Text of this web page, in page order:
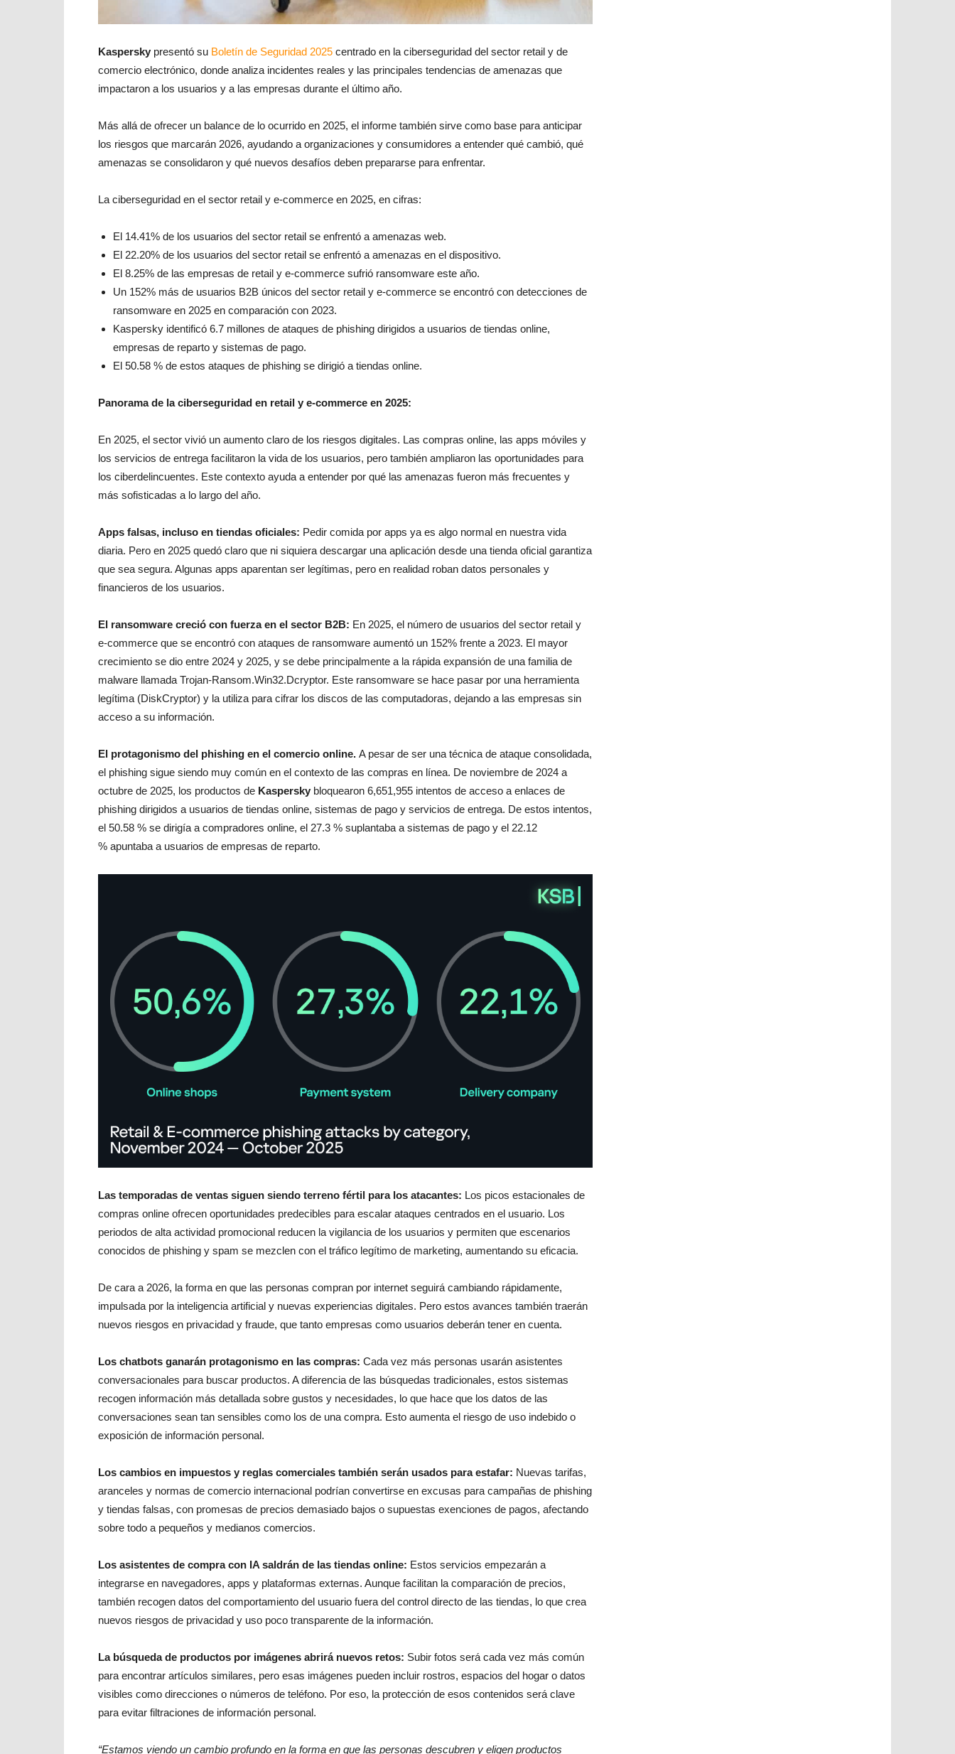
Kaspersky presentó su Boletín de Seguridad 2025 centrado en la ciberseguridad del sector retail y de
comercio electrónico, donde analiza incidentes reales y las principales tendencias de amenazas que
impactaron a los usuarios y a las empresas durante el último año.
Más allá de ofrecer un balance de lo ocurrido en 2025, el informe también sirve como base para anticipar
los riesgos que marcarán 2026, ayudando a organizaciones y consumidores a entender qué cambió, qué
amenazas se consolidaron y qué nuevos desafíos deben prepararse para enfrentar.
La ciberseguridad en el sector retail y e-commerce en 2025, en cifras:
El 14.41% de los usuarios del sector retail se enfrentó a amenazas web.
El 22.20% de los usuarios del sector retail se enfrentó a amenazas en el dispositivo.
El 8.25% de las empresas de retail y e-commerce sufrió ransomware este año.
Un 152% más de usuarios B2B únicos del sector retail y e-commerce se encontró con detecciones de
ransomware en 2025 en comparación con 2023.
Kaspersky identificó 6.7 millones de ataques de phishing dirigidos a usuarios de tiendas online,
empresas de reparto y sistemas de pago.
El 50.58 % de estos ataques de phishing se dirigió a tiendas online.
Panorama de la ciberseguridad en retail y e-commerce en 2025:
En 2025, el sector vivió un aumento claro de los riesgos digitales. Las compras online, las apps móviles y
los servicios de entrega facilitaron la vida de los usuarios, pero también ampliaron las oportunidades para
los ciberdelincuentes. Este contexto ayuda a entender por qué las amenazas fueron más frecuentes y
más sofisticadas a lo largo del año.
Apps falsas, incluso en tiendas oficiales: Pedir comida por apps ya es algo normal en nuestra vida
diaria. Pero en 2025 quedó claro que ni siquiera descargar una aplicación desde una tienda oficial garantiza
que sea segura. Algunas apps aparentan ser legítimas, pero en realidad roban datos personales y
financieros de los usuarios.
El ransomware creció con fuerza en el sector B2B: En 2025, el número de usuarios del sector retail y
e-commerce que se encontró con ataques de ransomware aumentó un 152% frente a 2023. El mayor
crecimiento se dio entre 2024 y 2025, y se debe principalmente a la rápida expansión de una familia de
malware llamada Trojan-Ransom.Win32.Dcryptor. Este ransomware se hace pasar por una herramienta
legítima (DiskCryptor) y la utiliza para cifrar los discos de las computadoras, dejando a las empresas sin
acceso a su información.
El protagonismo del phishing en el comercio online. A pesar de ser una técnica de ataque consolidada,
el phishing sigue siendo muy común en el contexto de las compras en línea. De noviembre de 2024 a
octubre de 2025, los productos de Kaspersky bloquearon 6,651,955 intentos de acceso a enlaces de
phishing dirigidos a usuarios de tiendas online, sistemas de pago y servicios de entrega. De estos intentos,
el 50.58 % se dirigía a compradores online, el 27.3 % suplantaba a sistemas de pago y el 22.12
% apuntaba a usuarios de empresas de reparto.
Las temporadas de ventas siguen siendo terreno fértil para los atacantes: Los picos estacionales de
compras online ofrecen oportunidades predecibles para escalar ataques centrados en el usuario. Los
periodos de alta actividad promocional reducen la vigilancia de los usuarios y permiten que escenarios
conocidos de phishing y spam se mezclen con el tráfico legítimo de marketing, aumentando su eficacia.
De cara a 2026, la forma en que las personas compran por internet seguirá cambiando rápidamente,
impulsada por la inteligencia artificial y nuevas experiencias digitales. Pero estos avances también traerán
nuevos riesgos en privacidad y fraude, que tanto empresas como usuarios deberán tener en cuenta.
Los chatbots ganarán protagonismo en las compras: Cada vez más personas usarán asistentes
conversacionales para buscar productos. A diferencia de las búsquedas tradicionales, estos sistemas
recogen información más detallada sobre gustos y necesidades, lo que hace que los datos de las
conversaciones sean tan sensibles como los de una compra. Esto aumenta el riesgo de uso indebido o
exposición de información personal.
Los cambios en impuestos y reglas comerciales también serán usados para estafar: Nuevas tarifas,
aranceles y normas de comercio internacional podrían convertirse en excusas para campañas de phishing
y tiendas falsas, con promesas de precios demasiado bajos o supuestas exenciones de pagos, afectando
sobre todo a pequeños y medianos comercios.
Los asistentes de compra con IA saldrán de las tiendas online: Estos servicios empezarán a
integrarse en navegadores, apps y plataformas externas. Aunque facilitan la comparación de precios,
también recogen datos del comportamiento del usuario fuera del control directo de las tiendas, lo que crea
nuevos riesgos de privacidad y uso poco transparente de la información.
La búsqueda de productos por imágenes abrirá nuevos retos: Subir fotos será cada vez más común
para encontrar artículos similares, pero esas imágenes pueden incluir rostros, espacios del hogar o datos
visibles como direcciones o números de teléfono. Por eso, la protección de esos contenidos será clave
para evitar filtraciones de información personal.
“Estamos viendo un cambio profundo en la forma en que las personas descubren y eligen productos